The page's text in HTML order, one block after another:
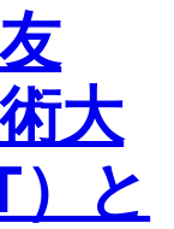
大
と